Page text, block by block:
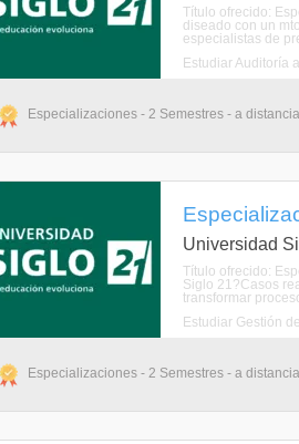
Título ofrecido:
diseado con un
especialistas de
Estudiar Auditoría
Especializaciones - 2 Semestres - a distancia
Universidad
Título ofrecido:
Siglo 21?Casos
transformar
Estudiar Gestión
Especializaciones - 2 Semestres - a distancia